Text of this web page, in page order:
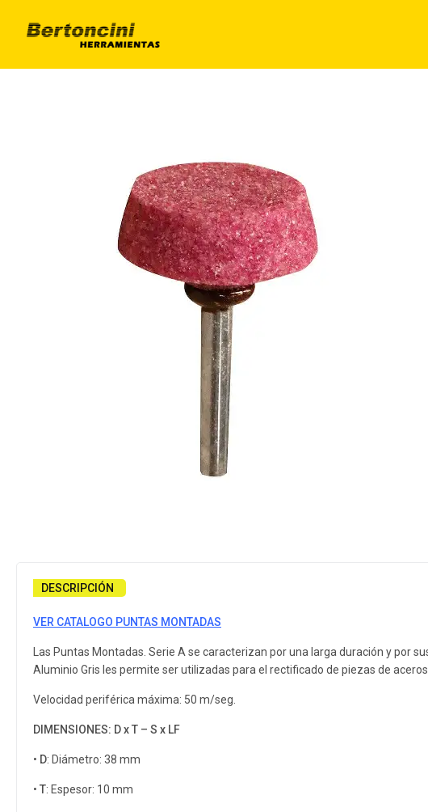
DESCRIPCIÓN
VER CATALOGO PUNTAS MONTADAS
Las Puntas Montadas. Serie A se caracterizan por una larga duración y por
Aluminio Gris les permite ser utilizadas para el rectificado de piezas de
Velocidad periférica máxima: 50 m/seg.
DIMENSIONES: D x T – S x LF
• D: Diámetro: 38 mm
• T: Espesor: 10 mm